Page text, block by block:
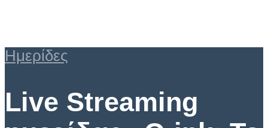
Ημερίδες
Live Streaming